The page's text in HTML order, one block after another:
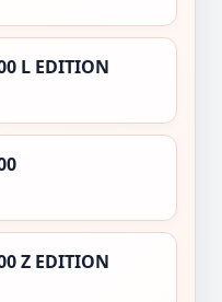
L EDITION
Z EDITION